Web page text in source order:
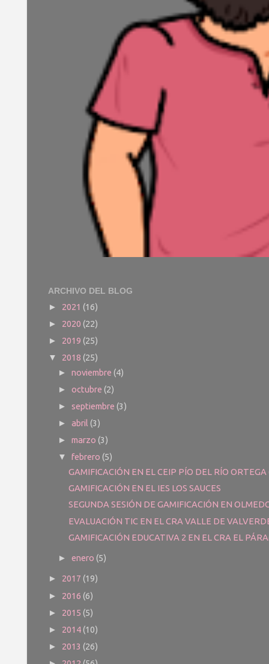
ARCHIVO DEL BLOG
► 2021 (16)
► 2020 (22)
► 2019 (25)
▼ 2018 (25)
►noviembre(4)
►octubre(2)
►septiembre(3)
►abril(3)
►marzo(3)
▼febrero(5)
GAMIFICACIÓN EN EL CEIP PÍO DEL RÍO
GAMIFICACIÓN EN EL IES LOS SAUCES
SEGUNDA SESIÓN DE GAMIFICACIÓN EN
EVALUACIÓN TIC EN EL CRA VALLE DE
GAMIFICACIÓN EDUCATIVA 2 EN EL CRA EL
►enero(5)
► 2017 (19)
► 2016 (6)
► 2015 (5)
► 2014(10)
► 2013 (26)